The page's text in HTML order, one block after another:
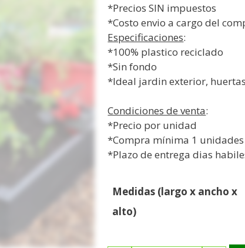
*Precios SIN impuestos
*Costo envio a cargo del
Especificaciones:
*100% plastico reciclado
*Sin fondo
*Ideal jardin exterior, huertas
Condiciones de venta:
*Precio por unidad
*Compra mínima 1 unidades
*Plazo de entrega dias
Medidas (largo x ancho x
alto)